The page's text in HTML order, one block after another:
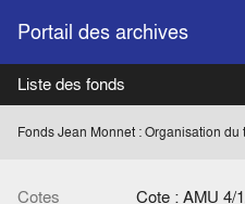
Portail des archives
Liste des fonds
Cotes
Cote : AMU 4/